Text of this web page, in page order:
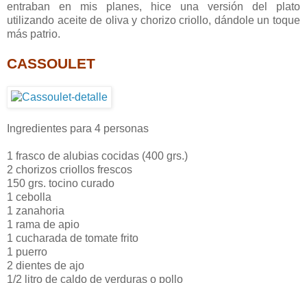
entraban en mis planes, hice una versión del plato
utilizando aceite de oliva y chorizo criollo, dándole un toque
más patrio.
CASSOULET
Ingredientes para 4 personas
1 frasco de alubias cocidas (400 grs.)
2 chorizos criollos frescos
150 grs. tocino curado
1 cebolla
1 zanahoria
1 rama de apio
1 cucharada de tomate frito
1 puerro
2 dientes de ajo
1/2 litro de caldo de verduras o pollo